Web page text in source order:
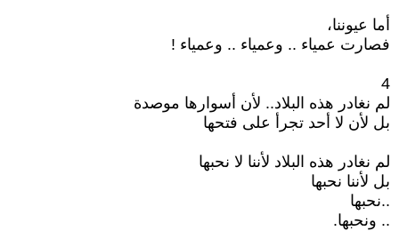
أما عيوننا،
فصارت عمياء .. وعمياء .. وعمياء !
4
لم نغادر هذه البلاد.. لأن أسوارها موصدة
بل لأن لا أحد تجرأ على فتحها
لم نغادر هذه البلاد لأننا لا نحبها
بل لأننا نحبها
..نحبها
.. ونحبها.